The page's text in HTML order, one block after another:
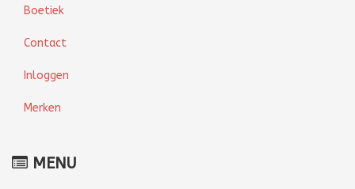
Boetiek
Contact
Inloggen
Merken
MENU